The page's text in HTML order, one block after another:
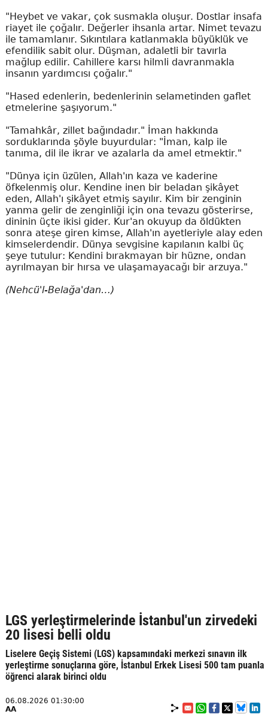
"Heybet ve vakar, çok susmakla oluşur. Dostlar insafa
riayet ile çoğalır. Değerler ihsanla artar. Nimet tevazu
ile tamamlanır. Sıkıntılara katlanmakla büyüklük ve
efendilik sabit olur. Düşman, adaletli bir tavırla
mağlup edilir. Cahillere karsı hilmli davranmakla
insanın yardımcısı çoğalır."
"Hased edenlerin, bedenlerinin selametinden gaflet
etmelerine şaşıyorum."
"Tamahkâr, zillet bağındadır." İman hakkında
sorduklarında şöyle buyurdular: "İman, kalp ile
tanıma, dil ile ikrar ve azalarla da amel etmektir."
"Dünya için üzülen, Allah'ın kaza ve kaderine
öfkelenmiş olur. Kendine inen bir beladan şikâyet
eden, Allah'ı şikâyet etmiş sayılır. Kim bir zenginin
yanma gelir de zenginliği için ona tevazu gösterirse,
dininin üçte ikisi gider. Kur'an okuyup da öldükten
sonra ateşe giren kimse, Allah'ın ayetleriyle alay eden
kimselerdendir. Dünya sevgisine kapılanın kalbi üç
şeye tutulur: Kendini bırakmayan bir hüzne, ondan
ayrılmayan bir hırsa ve ulaşamayacağı bir arzuya."
(Nehcü'l-Belağa'dan…)
LGS yerleştirmelerinde İstanbul'un zirvedeki
20 lisesi belli oldu
Liselere Geçiş Sistemi (LGS) kapsamındaki merkezi sınavın ilk
yerleştirme sonuçlarına göre, İstanbul Erkek Lisesi 500 tam puanla
öğrenci alarak birinci oldu
06.08.2026 01:30:00
AA